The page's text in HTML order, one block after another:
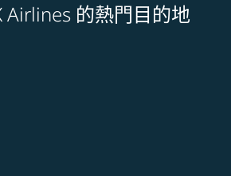
Airlines 的熱門目的地